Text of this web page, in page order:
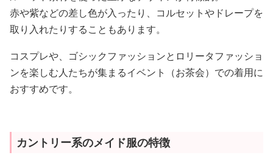
赤や紫などの差し色が入ったり、コルセットやドレープを
取り入れたりすることもあります。
コスプレや、ゴシックファッションとロリータファッショ
ンを楽しむ人たちが集まるイベント（お茶会）での着用に
おすすめです。
カントリー系のメイド服の特徴